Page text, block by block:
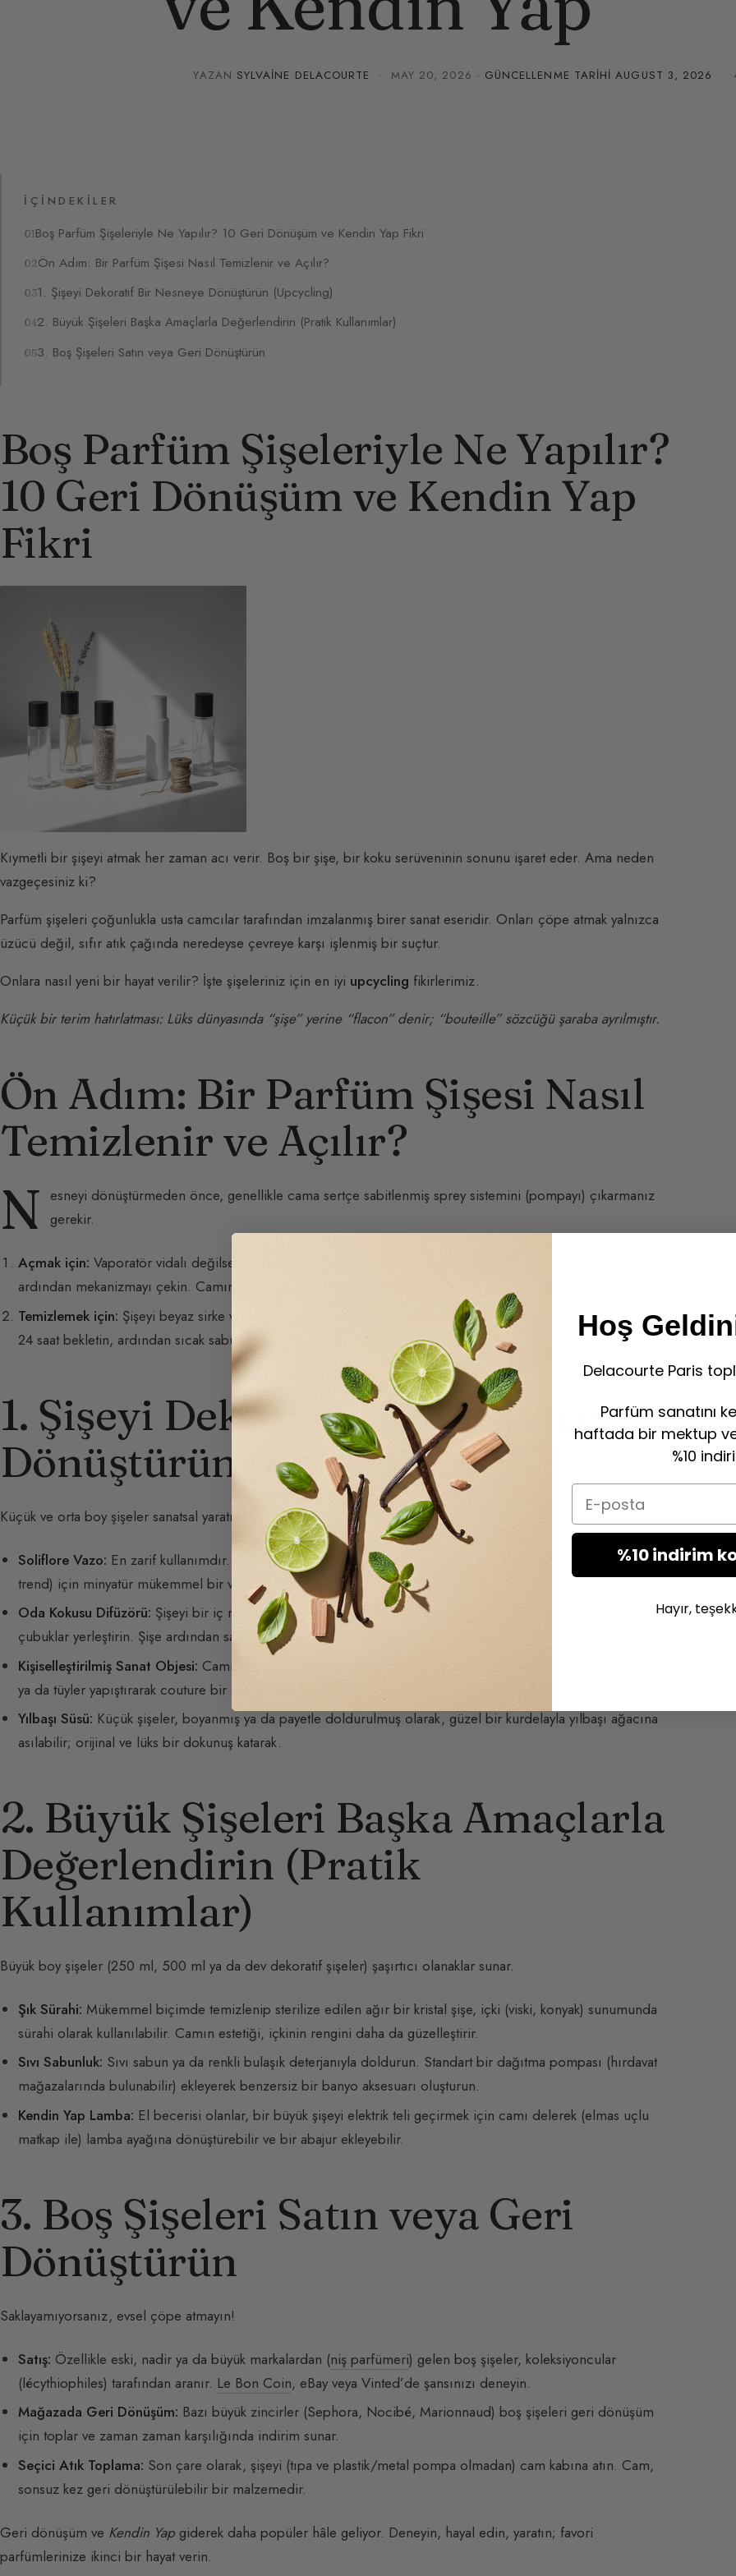
YAZAN SYLVAINE DELACOURTE · MAY 20, 2026 · GÜNCELLENME TARIHIAUGUST 3, 2026 ·
İÇINDEKILER
Boş Parfüm Şişeleriyle Ne Yapılır? 10 Geri Dönüşüm ve Kendin Yap Fikri
Ön Adım: Bir Parfüm Şişesi Nasıl Temizlenir ve Açılır?
1. Şişeyi Dekoratif Bir Nesneye Dönüştürün (Upcycling)
2. Büyük Şişeleri Başka Amaçlarla Değerlendirin (Pratik Kullanımlar)
3. Boş Şişeleri Satın veya Geri Dönüştürün
Boş Parfüm Şişeleriyle Ne Yapılır?
10 Geri Dönüşüm ve Kendin Yap
Fikri
Kıymetli bir şişeyi atmak her zaman acı verir. Boş bir şişe, bir koku serüveninin sonunu işaret eder. Ama neden
vazgeçesiniz ki?
Parfüm şişeleri çoğunlukla usta camcılar tarafından imzalanmış birer sanat eseridir. Onları çöpe atmak yalnızca
üzücü değil, sıfır atık çağında neredeyse çevreye karşı işlenmiş bir suçtur.
Onlara nasıl yeni bir hayat verilir? İşte şişeleriniz için en iyi upcycling fikirlerimiz.
Küçük bir terim hatırlatması: Lüks dünyasında “şişe” yerine “flacon” denir; “bouteille” sözcüğü şaraba ayrılmıştır.
Ön Adım: Bir Parfüm Şişesi Nasıl
Temizlenir ve Açılır?
N esneyi dönüştürmeden önce, genellikle cama sertçe sabitlenmiş sprey sistemini (pompayı) çıkarmanız
gerekir.
Açmak için: Vaporatör vidalı değilse, metal halkayı dikkatlice çıkarmak için düz bir kerpeten kullanın,
ardından mekanizmayı çekin. Camın boğaz kısmını kırmamaya dikkat edin.
Temizlemek için: Şişeyi beyaz sirke veya evde kullanılan alkolle doldurun, uçucu yağ kalıntılarını çözmek için
24 saat bekletin, ardından sıcak sabunlu suyla durulayın.
1. Şişeyi Dekoratif Bir Nesneye
Dönüştürün (Upcycling)
Küçük ve orta boy şişeler sanatsal yaratıcılığınızı konuşturmak için mükemmeldir.
Soliflore Vazo: En zarif kullanımdır. Açıldığında şişe, tek bir gül ya da birkaç kurutulmuş çiçek (oldukça
trend) için minyatür mükemmel bir vaza dönüşür.
Oda Kokusu Difüzörü: Şişeyi bir iç mekan parfümü veya uçucu yağ ile alkol karışımıyla doldurun. İçine rattan
çubuklar yerleştirin. Şişe ardından salondaki kokuyu zarif biçimde yayar.
Kişiselleştirilmiş Sanat Objesi: Camı boyayabilir (altın, gümüş ya da
ya da tüyler yapıştırarak couture bir etki yaratabilirsiniz.
Yılbaşı Süsü: Küçük şişeler, boyanmış ya da payetle doldurulmuş olarak, güzel bir kurdelayla yılbaşı ağacına
asılabilir; orijinal ve lüks bir dokunuş katarak.
2. Büyük Şişeleri Başka Amaçlarla
Değerlendirin (Pratik
Kullanımlar)
Büyük boy şişeler (250 ml, 500 ml ya da dev dekoratif şişeler) şaşırtıcı olanaklar sunar.
Şık Sürahi: Mükemmel biçimde temizlenip sterilize edilen ağır bir kristal şişe, içki (viski, konyak) sunumunda
sürahi olarak kullanılabilir. Camın estetiği, içkinin rengini daha da güzelleştirir.
Sıvı Sabunluk: Sıvı sabun ya da renkli bulaşık deterjanıyla doldurun. Standart bir dağıtma pompası (hırdavat
mağazalarında bulunabilir) ekleyerek benzersiz bir banyo aksesuarı oluşturun.
Kendin Yap Lamba: El becerisi olanlar, bir büyük şişeyi elektrik teli geçirmek için camı delerek (elmas uçlu
matkap ile) lamba ayağına dönüştürebilir ve bir abajur ekleyebilir.
3. Boş Şişeleri Satın veya Geri
Dönüştürün
Saklayamıyorsanız, evsel çöpe atmayın!
Satış: Özellikle eski, nadir ya da büyük markalardan (niş parfümeri) gelen boş şişeler, koleksiyoncular
(lécythiophiles) tarafından aranır. Le Bon Coin, eBay veya Vinted’de şansınızı deneyin.
Mağazada Geri Dönüşüm: Bazı büyük zincirler (Sephora, Nocibé, Marionnaud) boş şişeleri geri dönüşüm
için toplar ve zaman zaman karşılığında indirim sunar.
Seçici Atık Toplama: Son çare olarak, şişeyi (tıpa ve plastik/metal pompa olmadan) cam kabına atın. Cam,
sonsuz kez geri dönüştürülebilir bir malzemedir.
Geri dönüşüm ve Kendin Yap giderek daha popüler hâle geliyor. Deneyin, hayal edin, yaratın; favori
parfümlerinize ikinci bir hayat verin.
Hoş
Delacourte Paris
Parfüm sanatını
haftada bir mektup
%10
Email
%10 indirim
Hayır,